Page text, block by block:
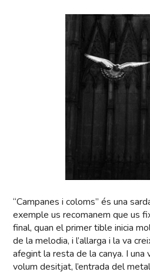
“Campanes i coloms” és una
exemple us recomanem que us
final, quan el primer tible inicia
de la melodia, i l’allarga i la va
afegint la resta de la canya. I
volum desitjat, l’entrada del